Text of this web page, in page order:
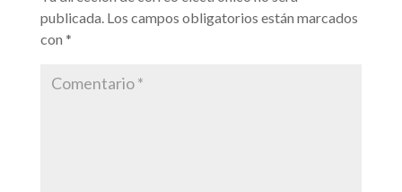
publicada. Los campos obligatorios están marcados
con *